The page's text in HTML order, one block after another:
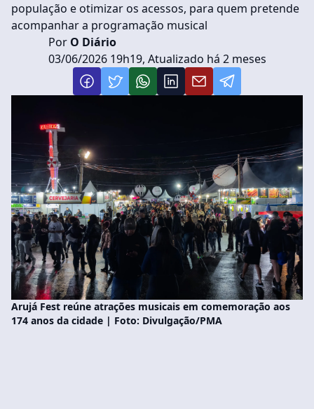
população e otimizar os acessos, para quem pretende
acompanhar a programação musical
PorO Diário
03/06/2026 19h19, Atualizado há 2 meses
Arujá Fest reúne atrações musicais em comemoração aos
174 anos da cidade | Foto: Divulgação/PMA